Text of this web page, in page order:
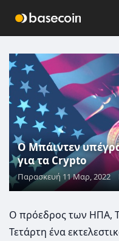
Ο Μπάιντεν
για τα Crypto
Παρασκευή 11 Μαρ, 2022
Ο πρόεδρος των ΗΠΑ,
Τετάρτη ένα